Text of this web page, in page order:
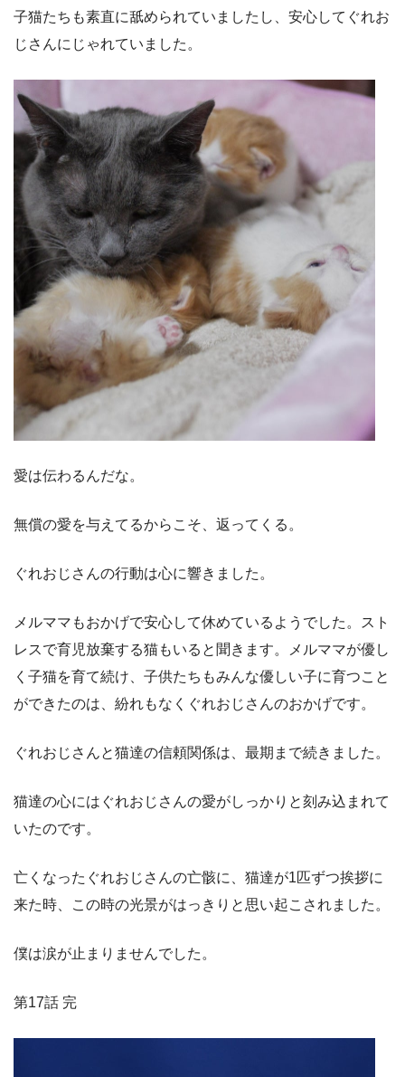
子猫たちも素直に舐められていましたし、安心してぐれお
じさんにじゃれていました。
愛は伝わるんだな。
無償の愛を与えてるからこそ、返ってくる。
ぐれおじさんの行動は心に響きました。
メルママもおかげで安心して休めているようでした。スト
レスで育児放棄する猫もいると聞きます。メルママが優し
く子猫を育て続け、子供たちもみんな優しい子に育つこと
ができたのは、紛れもなくぐれおじさんのおかげです。
ぐれおじさんと猫達の信頼関係は、最期まで続きました。
猫達の心にはぐれおじさんの愛がしっかりと刻み込まれて
いたのです。
亡くなったぐれおじさんの亡骸に、猫達が1匹ずつ挨拶に
来た時、この時の光景がはっきりと思い起こされました。
僕は涙が止まりませんでした。
第17話 完